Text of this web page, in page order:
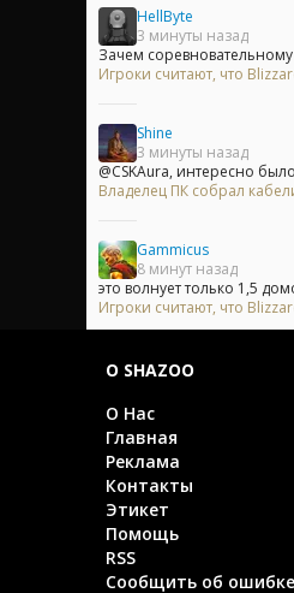
HellByte
3 минуты назад
Зачем
Игроки считают, что
Shine
3 минуты назад
@CSKAura, интересно
Владелец ПК собрал
Gammicus
8 минут назад
это волнует только 1,5
Игроки считают, что
О SHAZOO
О Нас
Главная
Реклама
Контакты
Этикет
Помощь
RSS
Сообщить об ошибке